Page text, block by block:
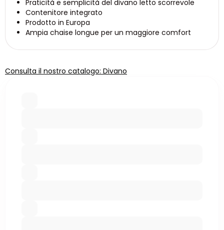
Praticità e semplicità del divano letto scorrevole
Contenitore integrato
Prodotto in Europa
Ampia chaise longue per un maggiore comfort
Consulta il nostro catalogo: Divano